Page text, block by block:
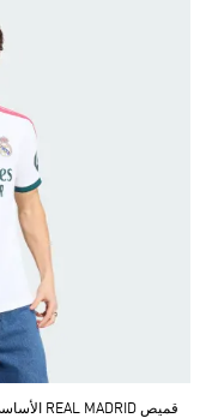
قميص REAL MADRID الأساسي لموسم 26/27